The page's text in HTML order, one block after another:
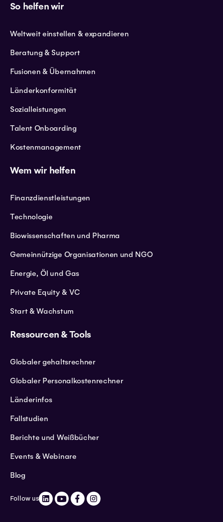
So helfen wir
Weltweit einstellen & expandieren
Beratung & Support
Fusionen & Übernahmen
Länderkonformität
Sozialleistungen
Talent Onboarding
Kostenmanagement
Wem wir helfen
Finanzdienstleistungen
Technologie
Biowissenschaften und Pharma
Gemeinnützige Organisationen und NGO
Energie, Öl und Gas
Private Equity & VC
Start & Wachstum
Ressourcen & Tools
Globaler gehaltsrechner
Globaler Personalkostenrechner
Länderinfos
Fallstudien
Berichte und Weißbücher
Events & Webinare
Blog
Follow us